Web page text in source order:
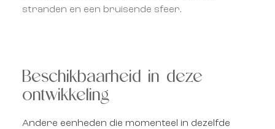
stranden en een bruisende sfeer.
Beschikbaarheid in deze
ontwikkeling
Andere eenheden die momenteel in dezelfde